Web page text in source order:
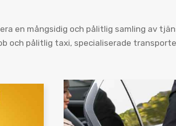
en mångsidig och pålitlig samling av
och pålitlig taxi, specialiserade